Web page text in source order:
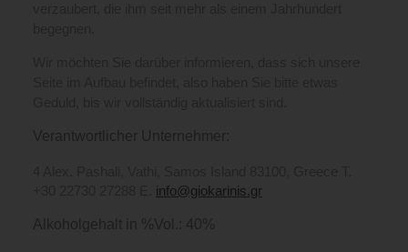
info@giokarinis.gr